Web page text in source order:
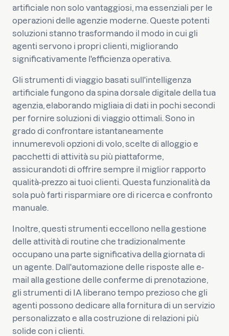
artificiale non solo vantaggiosi, ma essenziali per le
operazioni delle agenzie moderne. Queste potenti
soluzioni stanno trasformando il modo in cui gli
agenti servono i propri clienti, migliorando
significativamente l'efficienza operativa.
Gli strumenti di viaggio basati sull'intelligenza
artificiale fungono da spina dorsale digitale della tua
agenzia, elaborando migliaia di dati in pochi secondi
per fornire soluzioni di viaggio ottimali. Sono in
grado di confrontare istantaneamente
innumerevoli opzioni di volo, scelte di alloggio e
pacchetti di attività su più piattaforme,
assicurandoti di offrire sempre il miglior rapporto
qualità-prezzo ai tuoi clienti. Questa funzionalità da
sola può farti risparmiare ore di ricerca e confronto
manuale.
Inoltre, questi strumenti eccellono nella gestione
delle attività di routine che tradizionalmente
occupano una parte significativa della giornata di
un agente. Dall'automazione delle risposte alle e-
mail alla gestione delle conferme di prenotazione,
gli strumenti di IA liberano tempo prezioso che gli
agenti possono dedicare alla fornitura di un servizio
personalizzato e alla costruzione di relazioni più
solide con i clienti.